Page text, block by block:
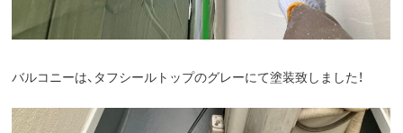
バルコニーは、タフシールトップのグレーにて塗装致しました！